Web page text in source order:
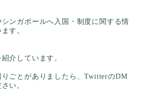
ンガポールへ入国・制度に関する情
す。
介しています。
ごとがありましたら、TwitterのDM
い。